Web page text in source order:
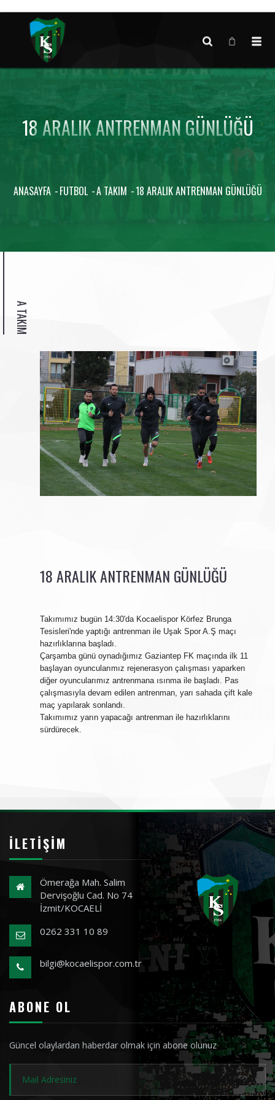
18 ARALIK ANTRENMAN GÜNLÜĞÜ
ANASAYFA FUTBOL A TAKIM 18 ARALIK ANTRENMAN GÜNLÜĞÜ
A TAKIM
18 ARALIK ANTRENMAN GÜNLÜĞÜ
Takımımız bugün 14:30'da Kocaelispor Körfez Brunga
Tesisleri'nde yaptığı antrenman ile Uşak Spor A.Ş maçı
hazırlıklarına başladı.
Çarşamba günü oynadığımız Gaziantep FK maçında ilk 11
başlayan oyuncularımız rejenerasyon çalışması yaparken
diğer oyuncularımız antrenmana ısınma ile başladı. Pas
çalışmasıyla devam edilen antrenman, yarı sahada çift kale
maç yapılarak sonlandı.
Takımımız yarın yapacağı antrenman ile hazırlıklarını
sürdürecek.
İLETIŞIM
Ömerağa Mah. Salim
Dervişoğlu Cad. No 74
İzmit/KOCAELİ
0262 331 10 89
bilgi@kocaelispor.com.tr
ABONE OL
Güncel olaylardan haberdar olmak için abone olunuz